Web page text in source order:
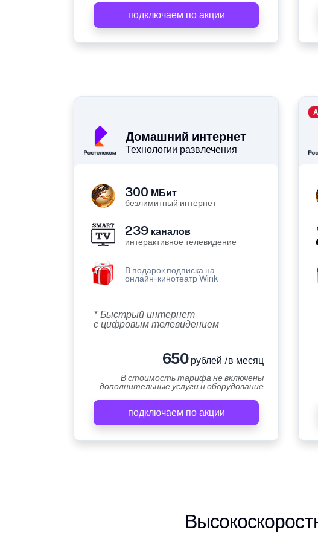
подключаем по акции
Домашний интернет
Технологии развлечения
300 МБит
безлимитный интернет
239 каналов
интерактивное телевидение
В подарок подписка на
онлайн-кинотеатр Wink
* Быстрый интернет
с цифровым телевидением
650рублей /в месяц
В стоимость тарифа не включены
дополнительные услуги и оборудование
подключаем по акции